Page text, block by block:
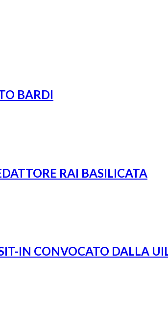
BARDI
RAI BASILICATA
IN CONVOCATO DALLA